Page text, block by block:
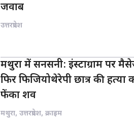
जवाब
उत्तरप्रदेश
मथुरा में सनसनी: इंस्टाग्राम पर
फिर फिजियोथेरेपी छात्र की
फेंका शव
मथुरा, उत्तरप्रदेश, क्राइम